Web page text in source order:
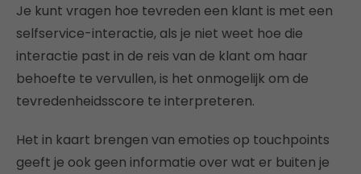
Je kunt vragen hoe tevreden een klant is met een
selfservice-interactie, als je niet weet hoe die
interactie past in de reis van de klant om haar
behoefte te vervullen, is het onmogelijk om de
tevredenheidsscore te interpreteren.
Het in kaart brengen van emoties op touchpoints
geeft je ook geen informatie over wat er buiten je